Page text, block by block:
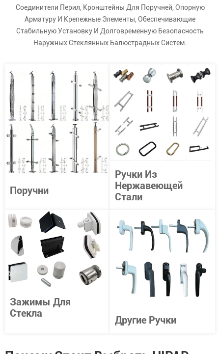
Соединители Перил, Кронштейны Для Поручней, Опорную
Арматуру И Крепежные Элементы, Обеспечивающие
Стабильную Установку И Долговременную Безопасность
Наружных Стеклянных Балюстрадных Систем.
Поручни
Ручки Из
Нержавеющей
Стали
Зажимы Для
Стекла
Другие Ручки